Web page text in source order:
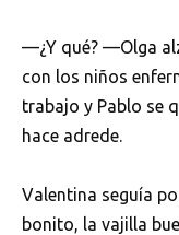
—¿Y qué? —Olga
con los niños
trabajo y Pablo se
hace adrede.
Valentina seguía
bonito, la vajilla